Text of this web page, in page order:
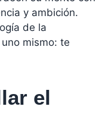
y ambición.
de la
mismo: te
el